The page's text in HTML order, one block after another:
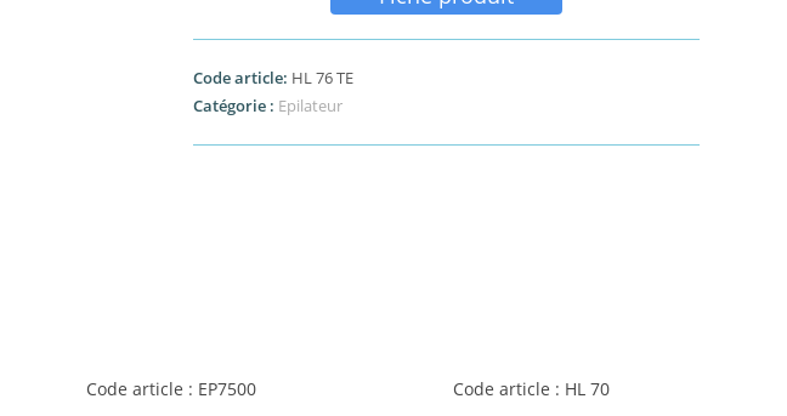
Code article: HL 76 TE
Catégorie : Epilateur
Code article : EP7500 Code article : HL 70